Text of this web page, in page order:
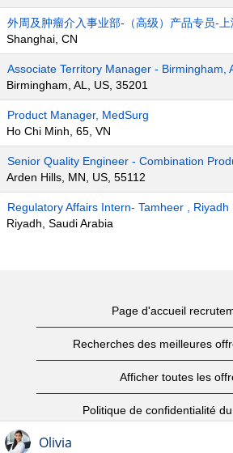
外周及肿瘤介入事业部-（高级）产品专员-上
Shanghai, CN
Associate Territory Manager - Birmingham,
Birmingham, AL, US, 35201
Product Manager, MedSurg
Ho Chi Minh, 65, VN
Senior Quality Engineer - Combination
Arden Hills, MN, US, 55112
Regulatory Affairs Intern- Tamheer , Riyadh
Riyadh, Saudi Arabia
Page d'accueil
Recherches des meilleures
Afficher toutes les
Politique de confidentialité